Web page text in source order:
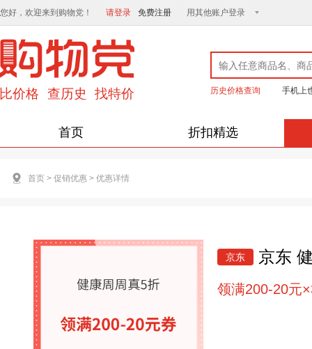
您好，欢迎来到购物党！ 请登录 免费注册 用其他账户登录
历史价格查询 手机上
首页 折扣精选
首页 > 促销优惠 > 优惠详情
京东 京东
领满200-20元